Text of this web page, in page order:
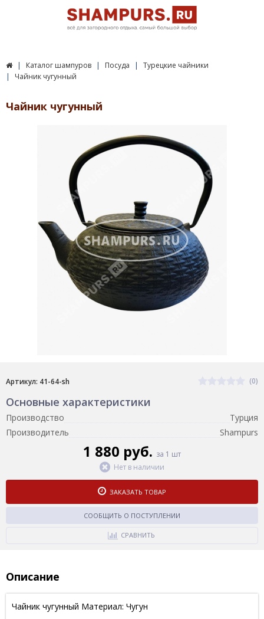
Каталог шампуров Посуда
Турецкие чайники
Чайник чугунный
Чайник чугунный
Артикул: 41-64-sh (0)
Основные характеристики
Производство
Турция
Производитель
Shampurs
1 880 руб. за 1 шт
Нет в наличии
ЗАКАЗАТЬ ТОВАР
СООБЩИТЬ О ПОСТУПЛЕНИИ
СРАВНИТЬ
Описание
Чайник чугунный Материал: Чугун